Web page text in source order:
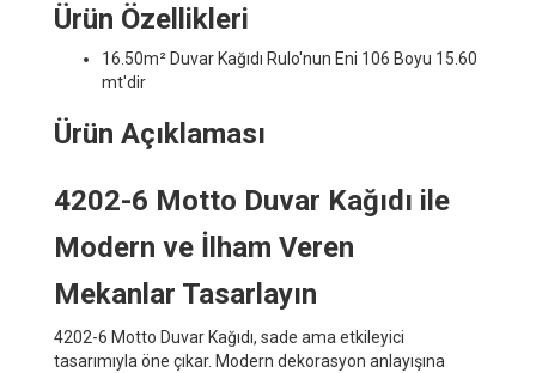
Ürün Özellikleri
16.50m² Duvar Kağıdı Rulo'nun Eni 106 Boyu 15.60
mt'dir
Ürün Açıklaması
4202-6 Motto Duvar Kağıdı ile
Modern ve İlham Veren
Mekanlar Tasarlayın
4202-6 Motto Duvar Kağıdı, sade ama etkileyici
tasarımıyla öne çıkar. Modern dekorasyon anlayışına